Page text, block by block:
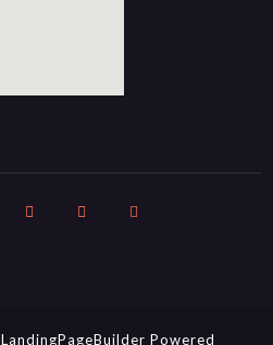
LandingPageBuilder Powered